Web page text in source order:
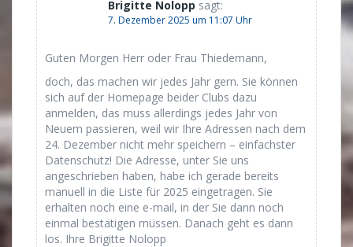
Brigitte Nolopp sagt:
7. Dezember 2025 um 11:07 Uhr
Guten Morgen Herr oder Frau Thiedemann,
doch, das machen wir jedes Jahr gern. Sie können
sich auf der Homepage beider Clubs dazu
anmelden, das muss allerdings jedes Jahr von
Neuem passieren, weil wir Ihre Adressen nach dem
24. Dezember nicht mehr speichern – einfachster
Datenschutz! Die Adresse, unter Sie uns
angeschrieben haben, habe ich gerade bereits
manuell in die Liste für 2025 eingetragen. Sie
erhalten noch eine e-mail, in der Sie dann noch
einmal bestätigen müssen. Danach geht es dann
los. Ihre Brigitte Nolopp